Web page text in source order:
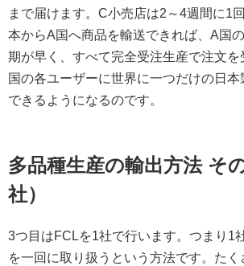
まで届けます。C小売店は2～4週間に1
本からA国へ商品を輸送できれば、A国
期が早く、すべて完全受注生産で注文
国の各ユーザーに世界に一つだけの日
できるようになるのです。
多品種生産の輸出方法 そ
社）
3つ目はFCLを1社で行います。つまり1
を一回に取り扱うという方法です。た